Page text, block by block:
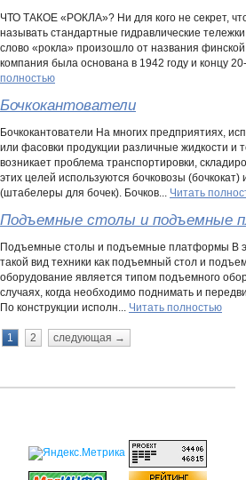
ЧТО ТАКОЕ «РОКЛА»? Ни для кого не секрет,
называть стандартные гидравлические
слово «рокла» произошло от названия
компания была основана в 1942 году и концу
полностью
Бочкокантователи
Бочкокантователи На многих предприятиях,
или фасовки продукции различные жидкости и
возникает проблема транспортировки,
этих целей используются бочковозы (бочкокат)
(штабелеры для бочек). Бочков... Читать
Подъемные столы и подъемные
Подъемные столы и подъемные платформы В
такой вид техники как подъемный стол и
оборудование является типом подъемного
случаях, когда необходимо поднимать и
По конструкции исполн... Читать полностью
1 2 следующая →